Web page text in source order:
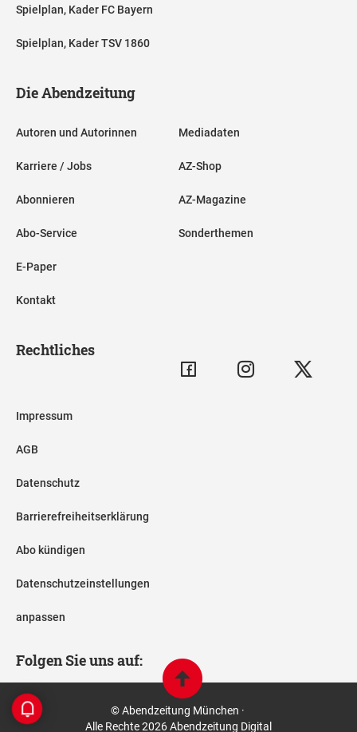
Spielplan, Kader FC Bayern
Spielplan, Kader TSV 1860
Die Abendzeitung
Autoren und Autorinnen
Karriere / Jobs
Abonnieren
Abo-Service
E-Paper
Kontakt
Mediadaten
AZ-Shop
AZ-Magazine
Sonderthemen
Rechtliches
Impressum
AGB
Datenschutz
Barrierefreiheitserklärung
Abo kündigen
Datenschutzeinstellungen
anpassen
Folgen Sie uns auf:
© Abendzeitung München ·
Alle Rechte 2026 Abendzeitung Digital